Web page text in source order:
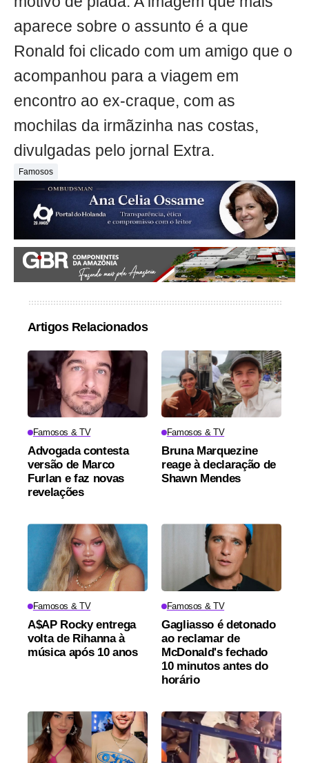
aparece sobre o assunto é a que
Ronald foi clicado com um amigo que o
acompanhou para a viagem em
encontro ao ex-craque, com as
mochilas da irmãzinha nas costas,
divulgadas pelo jornal Extra.
Famosos
Artigos Relacionados
Famosos & TV
Advogada contesta
versão de Marco
Furlan e faz novas
revelações
Famosos & TV
Bruna Marquezine
reage à declaração de
Shawn Mendes
Famosos & TV
A$AP Rocky entrega
volta de Rihanna à
música após 10 anos
Famosos & TV
Gagliasso é detonado
ao reclamar de
McDonald's fechado
10 minutos antes do
horário